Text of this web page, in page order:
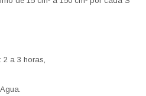
a 3 horas,